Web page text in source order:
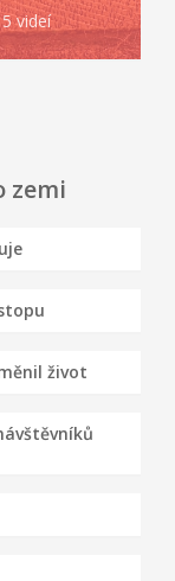
videí
zemi
život